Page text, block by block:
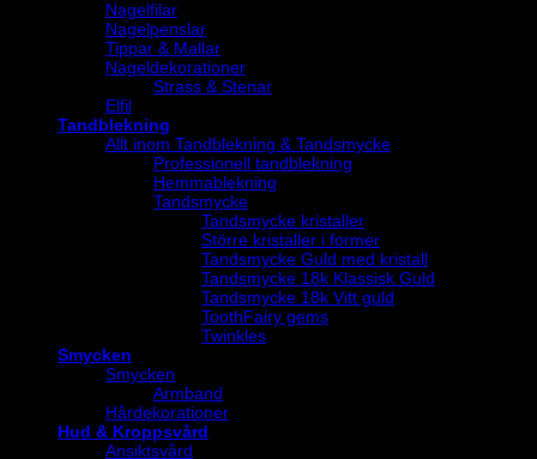
Nagelfilar
Nagelpenslar
Tippar & Mallar
Nageldekorationer
Strass & Stenar
Elfil
Tandblekning
Allt inom Tandblekning & Tandsmycke
Professionell tandblekning
Hemmablekning
Tandsmycke
Tandsmycke kristaller
Större kristaller i former
Tandsmycke Guld med kristall
Tandsmycke 18k Klassisk Guld
Tandsmycke 18k Vitt guld
ToothFairy gems
Twinkles
Smycken
Smycken
Armband
Hårdekorationer
Hud & Kroppsvård
Ansiktsvård